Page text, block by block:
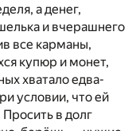
а денег,
и вчерашнего
все карманы,
купюр и монет,
хватало едва-
условии, что ей
Просить в долг